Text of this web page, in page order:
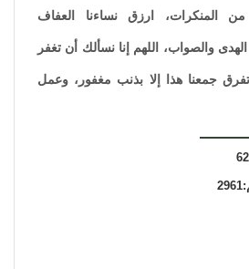
من المنكرات، ارزق نساءنا العفاف
والصواب، اللهم إنا نسألك أن تغفر
جمعنا هذا إلا بذنب مغفور، وعمل